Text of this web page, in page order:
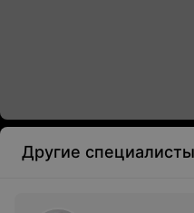
Другие специалисты